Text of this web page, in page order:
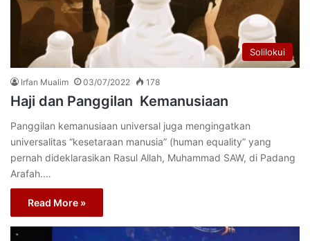
Solilokui
Irfan Mualim 03/07/2022 178
Haji dan Panggilan Kemanusiaan
Panggilan kemanusiaan universal juga mengingatkan
universalitas “kesetaraan manusia” (human equality” yang
pernah dideklarasikan Rasul Allah, Muhammad SAW, di Padang
Arafah.…
Read More »